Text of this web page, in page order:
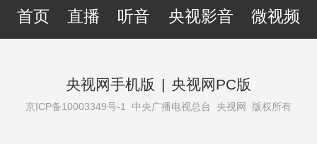
首页 直播 听音 央视影音 微视频
央视网手机版 | 央视网PC版
京ICP备10003349号-1 中央广播电视总台 央视网 版权所有